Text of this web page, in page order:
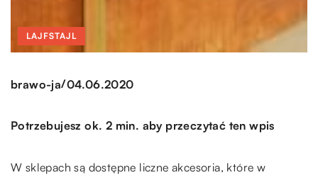
LAJFSTAJL
brawo-ja/04.06.2020
Potrzebujesz ok. 2 min. aby przeczytać ten wpis
W sklepach są dostępne liczne akcesoria, które w